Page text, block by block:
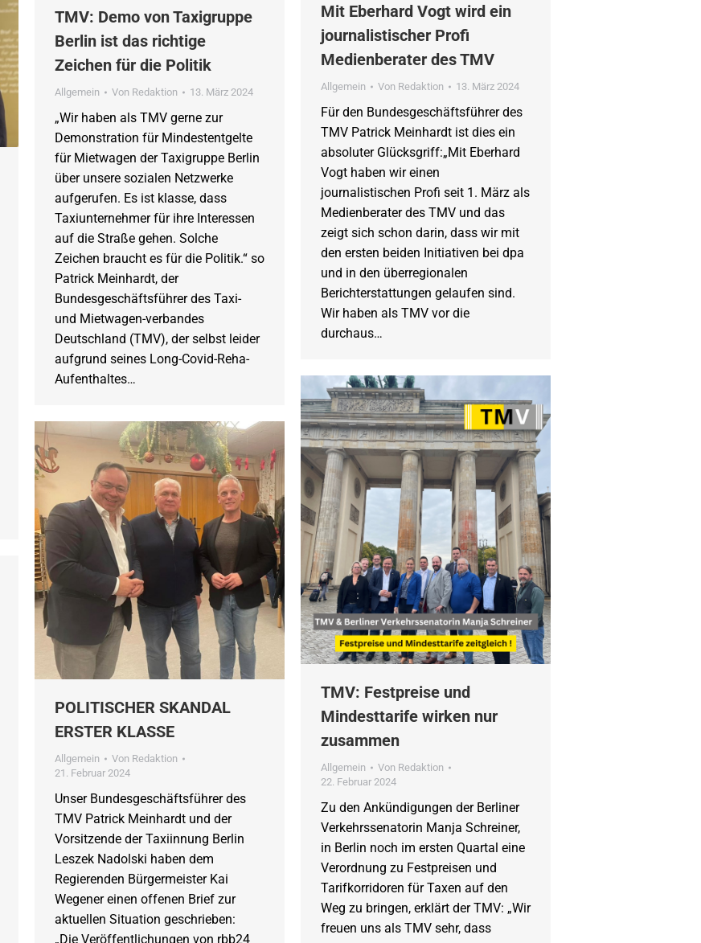
Mit Eberhard Vogt wird ein
journalistischer Profi
Medienberater des TMV
Allgemein Von Redaktion 13. März 2024
Für den Bundesgeschäftsführer des
TMV Patrick Meinhardt ist dies ein
absoluter Glücksgriff:„Mit Eberhard
Vogt haben wir einen
journalistischen Profi seit 1. März als
Medienberater des TMV und das
zeigt sich schon darin, dass wir mit
den ersten beiden Initiativen bei dpa
und in den überregionalen
Berichterstattungen gelaufen sind.
Wir haben als TMV vor die
durchaus…
TMV: Demo von Taxigruppe
Berlin ist das richtige
Zeichen für die Politik
Allgemein Von Redaktion 13. März 2024
„Wir haben als TMV gerne zur
Demonstration für Mindestentgelte
für Mietwagen der Taxigruppe Berlin
über unsere sozialen Netzwerke
aufgerufen. Es ist klasse, dass
Taxiunternehmer für ihre Interessen
auf die Straße gehen. Solche
Zeichen braucht es für die Politik.“ so
Patrick Meinhardt, der
Bundesgeschäftsführer des Taxi-
und Mietwagen-verbandes
Deutschland (TMV), der selbst leider
aufgrund seines Long-Covid-Reha-
Aufenthaltes…
TMV: Festpreise und
Mindesttarife wirken nur
zusammen
Allgemein Von Redaktion
22. Februar 2024
Zu den Ankündigungen der Berliner
Verkehrssenatorin Manja Schreiner,
in Berlin noch im ersten Quartal eine
Verordnung zu Festpreisen und
Tarifkorridoren für Taxen auf den
Weg zu bringen, erklärt der TMV: „Wir
freuen uns als TMV sehr, dass
POLITISCHER SKANDAL
ERSTER KLASSE
Allgemein Von Redaktion
21. Februar 2024
Unser Bundesgeschäftsführer des
TMV Patrick Meinhardt und der
Vorsitzende der Taxiinnung Berlin
Leszek Nadolski haben dem
Regierenden Bürgermeister Kai
Wegener einen offenen Brief zur
aktuellen Situation geschrieben:
„Die Veröffentlichungen von rbb24